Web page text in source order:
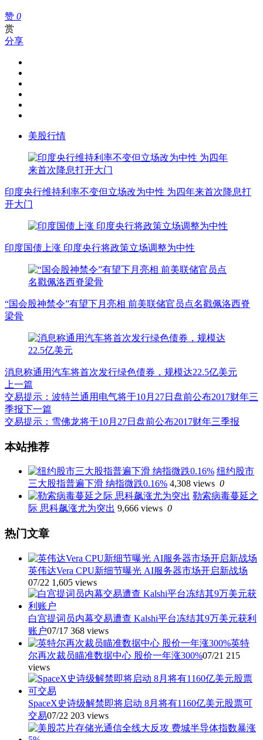
赞 0
赏
分享
美股行情
印度央行维持利率不变但立场改为中性 为四年来首次降息打
开大门
印度国债上涨 印度央行将政策立场调整为中性
“国会股神禁令”有望下月亮相 前美联储官员点名戳佩洛西脊
梁骨
消息称通用汽车将首次发行绿色债券，规模达22.5亿美元
上一篇
交易提示：波特兰通用电气将于10月27日盘前公布2017财年三
季报下一篇
交易提示：雪佛龙将于10月27日盘前公布2017财年三季报
文
章
本站推荐
纽约股市
三大股指普遍下滑 纳指微跌0.16% 4,308 views 0
勒索病毒蔓延之
际 思科飙涨尤为突出 9,666 views 0
热门文章
英伟达Vera CPU新细节曝光 AI服务器市场开启新战场
07/22 1,605 views
白宫提词员内幕交易遭查 Kalshi平台冻结其9万美元获利
账户07/17 368 views
英特
尔再次裁员瞄准数据中心 股价一年涨300%07/21 215
views
SpaceX史诗级解禁即将启动 8月将有1160亿美元股票可
交易07/22 203 views